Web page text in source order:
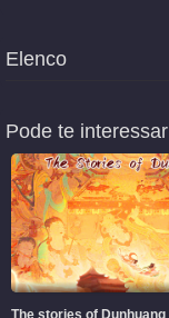
Elenco
Pode te interessar